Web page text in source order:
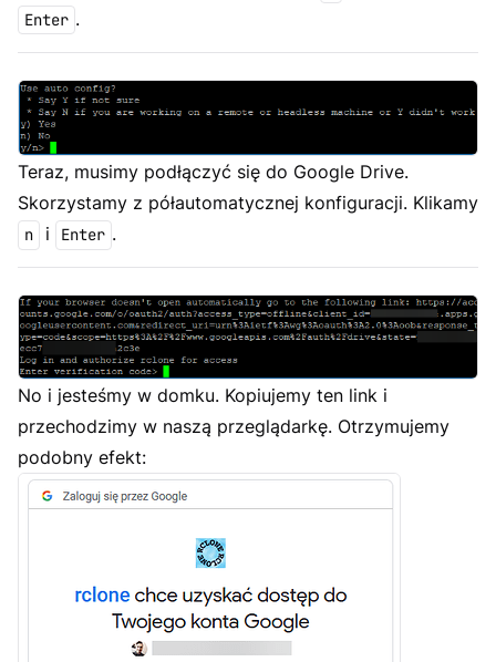
Enter .
Teraz, musimy podłączyć się do Google Drive.
Skorzystamy z półautomatycznej konfiguracji. Klikamy
n i Enter .
No i jesteśmy w domku. Kopiujemy ten link i
przechodzimy w naszą przeglądarkę. Otrzymujemy
podobny efekt: